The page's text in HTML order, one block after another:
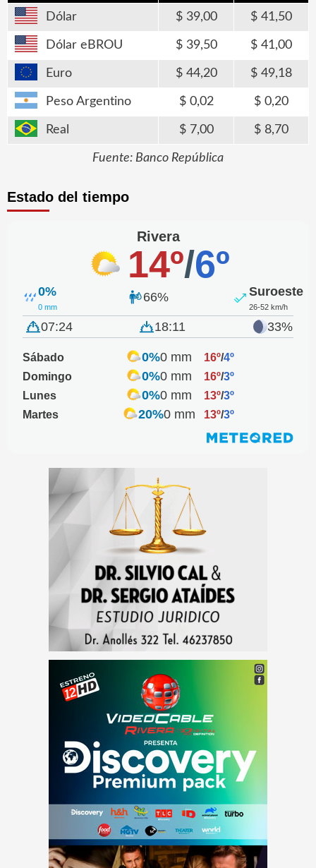
Dólar 39,00 41,50
Dólar eBROU 39,50 41,00
Euro 44,20 49,18
Peso Argentino 0,02 0,20
Real 7,00 8,70
Fuente: Banco República
Estado del tiempo
Rivera
14º/6º
0%
0 mm
66% Suroeste
26-52 km/h
07:24 18:11 33%
Sábado 0%0 mm 16º/4º
Domingo
0%0 mm 16º/3º
Lunes
0%0 mm 13º/3º
Martes
20%0 mm 13º/3º